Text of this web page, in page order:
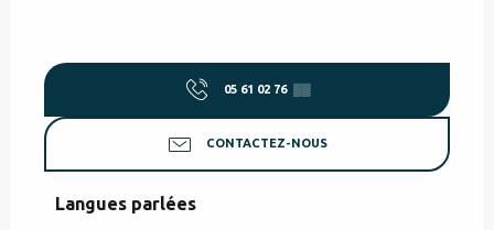
05 61 02 76 ▒▒
CONTACTEZ-NOUS
Langues parlées
Langues parlées